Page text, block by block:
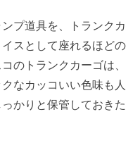
プ道具を、トランクカ
スとして座れるほどの
のトランクカーゴは、
なカッコいい色味も人
かりと保管しておきた